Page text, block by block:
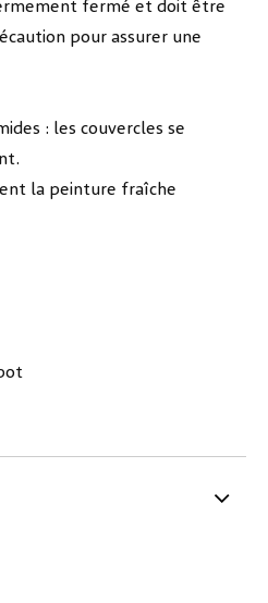
fermé et doit être
pour assurer une
: les couvercles se
la peinture fraîche